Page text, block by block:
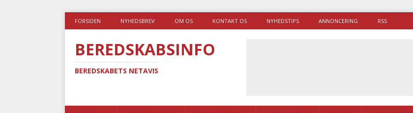
FORSIDEN NYHEDSBREV OM OS KONTAKT OS NYHEDSTIPS ANNONCERING RSS
BEREDSKABSINFO
BEREDSKABETS NETAVIS